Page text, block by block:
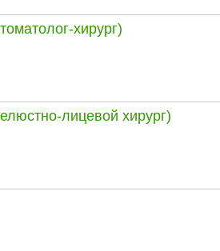
хирург)
лицевой хирург)